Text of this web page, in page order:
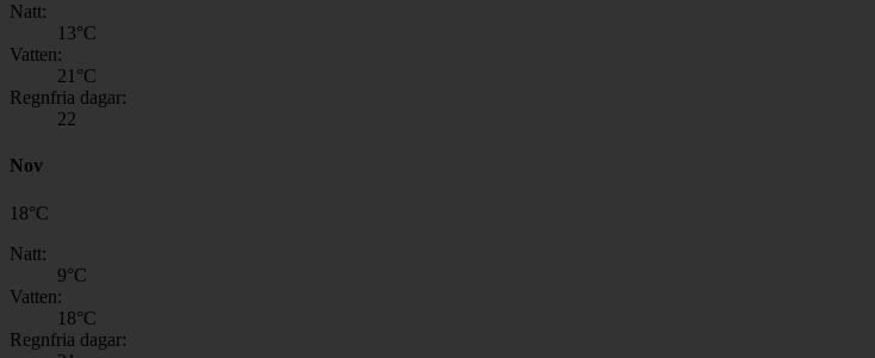
Natt:
13°C
Vatten:
21 °C
Regnfria dagar:
22
Nov
18°C
Natt:
9°C
Vatten:
18°C
Regnfria dagar: